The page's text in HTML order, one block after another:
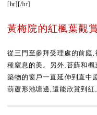
[hr][/hr]
黃梅院的紅楓葉觀
從三門至參拜受理處的前庭
種窒息的美。另外,苔蘚和
築物的窗戶一直延伸到直中
葫蘆形池塘邊,還能欣賞到紅